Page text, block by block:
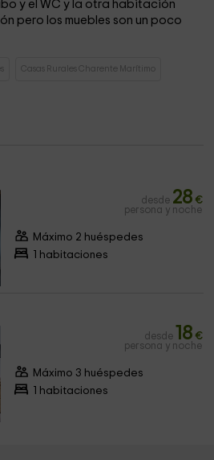
y el WCy la otra habitación
pero los muebles son un poco
Casas Rurales Charente Marítimo
desde 28 €
persona y noche
Máximo 2 huéspedes
1 habitaciones
desde 18 €
persona y noche
Máximo 3 huéspedes
1 habitaciones